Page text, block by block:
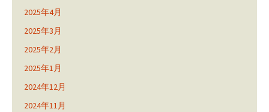
2025年4月
2025年3月
2025年2月
2025年1月
2024年12月
2024年11月